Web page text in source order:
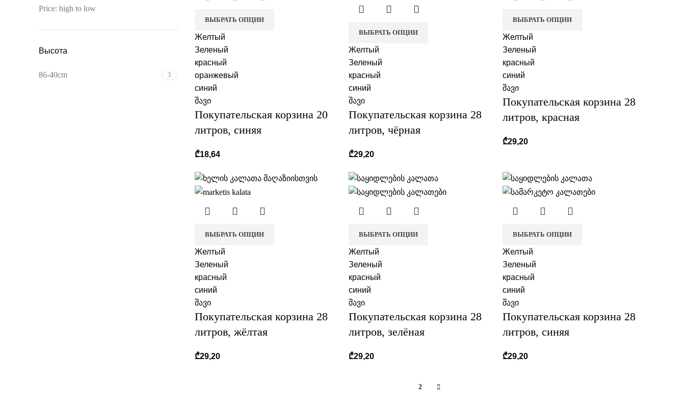
Price: high to low
Высота
86-40cm 3
ВЫБРАТЬ ОПЦИИ
Желтый
Зеленый
красный
оранжевый
синий
შავი
Покупательская корзина 20
литров, синяя
₾18,64
ВЫБРАТЬ ОПЦИИ
Желтый
Зеленый
красный
синий
შავი
Покупательская корзина 28
литров, чёрная
₾29,20
ВЫБРАТЬ ОПЦИИ
Желтый
Зеленый
красный
синий
შავი
Покупательская корзина 28
литров, красная
₾29,20
ВЫБРАТЬ ОПЦИИ
Желтый
Зеленый
красный
синий
შავი
Покупательская корзина 28
литров, жёлтая
₾29,20
ВЫБРАТЬ ОПЦИИ
Желтый
Зеленый
красный
синий
შავი
Покупательская корзина 28
литров, зелёная
₾29,20
ВЫБРАТЬ ОПЦИИ
Желтый
Зеленый
красный
синий
შავი
Покупательская корзина 28
литров, синяя
₾29,20
2